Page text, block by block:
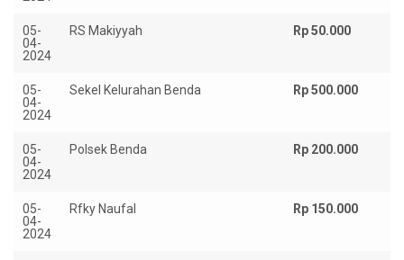
05-
04-
2024
RS Makiyyah Rp 50.000
05-
04-
2024
Sekel Kelurahan Benda Rp 500.000
05-
04-
2024
Polsek Benda Rp 200.000
05-
04-
2024
Rfky Naufal Rp 150.000